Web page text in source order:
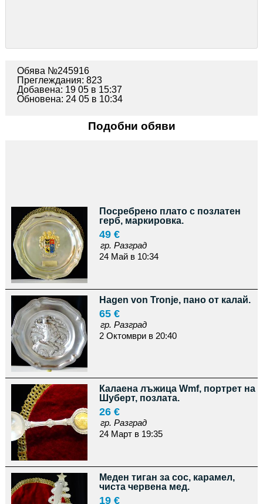
Обява №245916
Преглеждания: 823
Добавена: 19 05 в 15:37
Обновена: 24 05 в 10:34
Подобни обяви
Посребрено плато с позлатен
герб, маркировка.
49 €
гр. Разград
24 Май в 10:34
Hagen von Tronje, пано от калай.
65 €
гр. Разград
2 Октомври в 20:40
Калаена лъжица Wmf, портрет на
Шуберт, позлата.
26 €
гр. Разград
24 Март в 19:35
Меден тиган за сос, карамел,
чиста червена мед.
19 €